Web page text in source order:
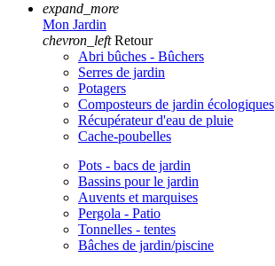
expand_more
Mon Jardin
chevron_left Retour
Abri bûches - Bûchers
Serres de jardin
Potagers
Composteurs de jardin écologiques
Récupérateur d'eau de pluie
Cache-poubelles
Pots - bacs de jardin
Bassins pour le jardin
Auvents et marquises
Pergola - Patio
Tonnelles - tentes
Bâches de jardin/piscine